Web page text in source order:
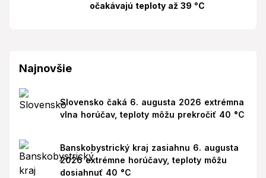
očakávajú teploty až 39 °C
Najnovšie
Slovensko čaká 6. augusta 2026 extrémna
vlna horúčav, teploty môžu prekročiť 40 °C
Banskobystrický kraj zasiahnu 6. augusta
2026 extrémne horúčavy, teploty môžu
dosiahnuť 40 °C